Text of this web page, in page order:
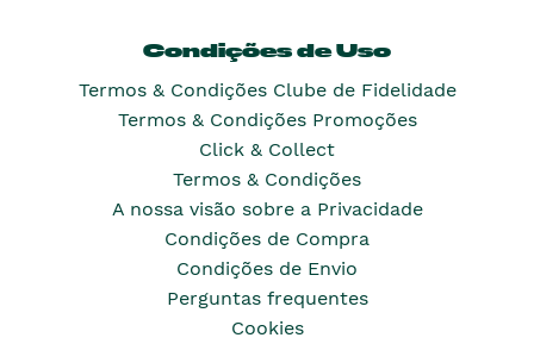
Condições de Uso
Termos & Condições Clube de Fidelidade
Termos & Condições Promoções
Click & Collect
Termos & Condições
A nossa visão sobre a Privacidade
Condições de Compra
Condições de Envio
Perguntas frequentes
Cookies